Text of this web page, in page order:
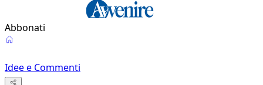
Abbonati
Idee e Commenti